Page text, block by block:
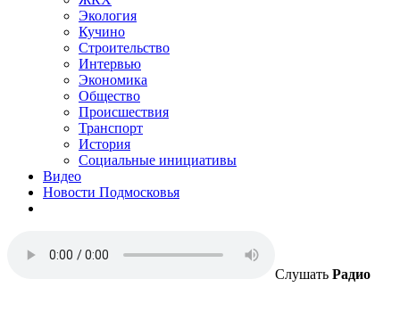
Экология
Кучино
Строительство
Интервью
Экономика
Общество
Происшествия
Транспорт
История
Социальные инициативы
Видео
Новости Подмосковья
Слушать Радио